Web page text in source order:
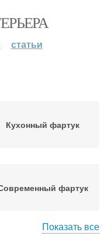
статьи
Кухонный фартук
фартук
Показать все